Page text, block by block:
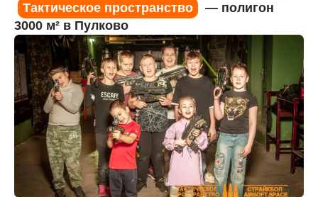
Тактическое пространство
— полигон
3000 м² в Пулково